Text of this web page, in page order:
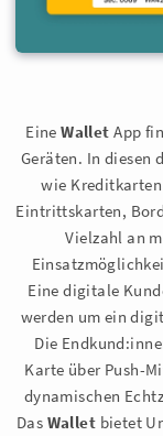
EineWallet App
Geräten. In diesen
wie
Eintrittskarten,
Vielzahl an
Eine digitale
werden um ein
Die
Karte über Push-
dynamischen
Das Wallet bietet